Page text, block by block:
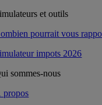
et outils
pourrait vous
impots 2026
sommes-nous
propos